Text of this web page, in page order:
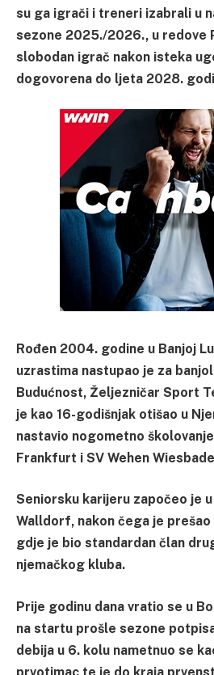
su ga igrači i treneri izabrali u
sezone 2025./2026., u redove
slobodan igrač nakon isteka
dogovorena do ljeta 2028.
Rođen 2004. godine u Banjoj
uzrastima nastupao je za
Budućnost, Željezničar Sport
je kao 16-godišnjak otišao u
nastavio nogometno
Frankfurt i SV Wehen
Seniorsku karijeru započeo je u
Walldorf, nakon čega je
gdje je bio standardan član
njemačkog kluba.
Prije godinu dana vratio se u
na startu prošle sezone
debija u 6. kolu nametnuo se